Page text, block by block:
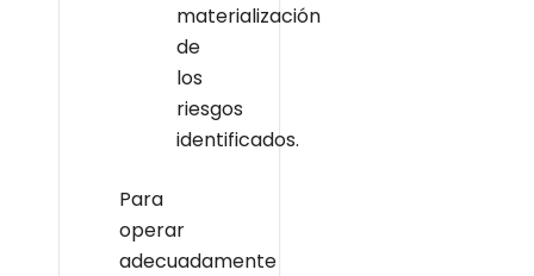
materialización
de
los
riesgos
identificados.
Para
operar
adecuadamente